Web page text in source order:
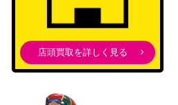
店頭買取を詳しく見る